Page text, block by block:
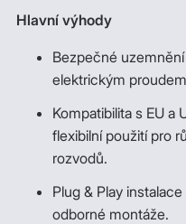
Hlavní výhody
Bezpečné
elektrickým
Kompatibilita s EU a
flexibilní použití pro
rozvodů.
Plug & Play
odborné montáže.